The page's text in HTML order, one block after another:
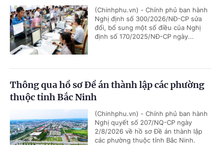
(Chinhphu.vn) - Chính phủ ban hành
Nghị định số 300/2026/NĐ-CP sửa
đổi, bổ sung một số điều của Nghị
định số 170/2025/NĐ-CP ngày...
Thông qua hồ sơ Đề án thành lập các phường
thuộc tỉnh Bắc Ninh
(Chinhphu.vn) - Chính phủ ban hành
Nghị quyết số 207/NQ-CP ngày
2/8/2026 về hồ sơ Đề án thành lập
các phường thuộc tỉnh Bắc Ninh.